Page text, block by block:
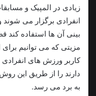
زیادی در المپیک و
انفرادی برگزار می‌
بینی آن ها استفاده کند
مزیتی که می توانیم
کاربر ورزش های
دارند را از طریق این
به برد می رسد.